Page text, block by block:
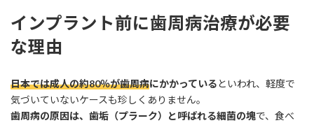
インプラント前に歯周病治療が必要
な理由
日本では成人の約80％が歯周病にかかっているといわれ、軽度で
気づいていないケースも珍しくありません。
歯周病の原因は、歯垢（プラーク）と呼ばれる細菌の塊で、食べ